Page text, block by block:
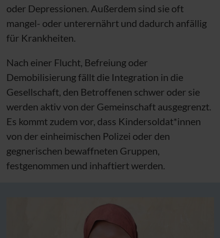
oder Depressionen. Außerdem sind sie oft
mangel- oder unterernährt und dadurch anfällig
für Krankheiten.
Nach einer Flucht, Befreiung oder
Demobilisierung fällt die Integration in die
Gesellschaft, den Betroffenen schwer oder sie
werden aktiv von der Gemeinschaft ausgegrenzt.
Es kommt zudem vor, dass Kindersoldat*innen
von der einheimischen Polizei oder den
gegnerischen bewaffneten Gruppen,
festgenommen und inhaftiert werden.